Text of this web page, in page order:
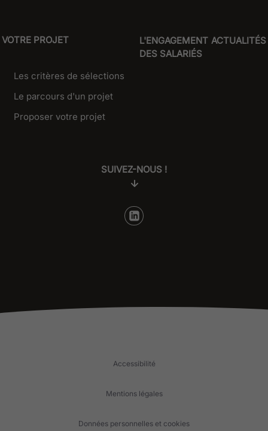
VOTRE PROJET
Les critères de sélections
Le parcours d'un projet
Proposer votre projet
L'ENGAGEMENT
DES SALARIÉS
ACTUALITÉS
SUIVEZ-NOUS !
Accessibilité
Mentions légales
Données personnelles et cookies